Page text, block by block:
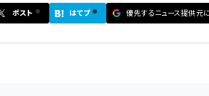
ポスト はてブ 優先するニュース提供元